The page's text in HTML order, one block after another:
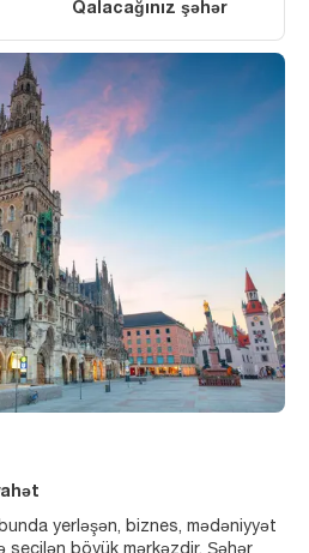
Qalacağınız şəhər
yerləşən, biznes, mədəniyyət